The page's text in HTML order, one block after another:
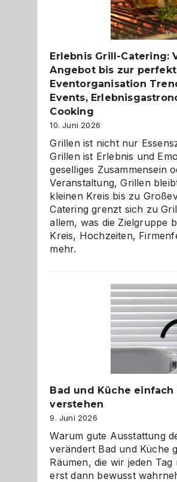
zu
Erlebnis Grill-Catering:
Angebot bis zur
Eventorganisation
Events,
Cooking
10. Juni 2026
Grillen ist nicht nur
Grillen ist Erlebnis und
geselliges Zusammensein
Veranstaltung, Grillen
kleinen Kreis bis zu
Catering grenzt sich zu
allem, was die Zielgruppe
Kreis, Hochzeiten,
mehr.
Bad und Küche einfach
verstehen
9. Juni 2026
Warum gute Ausstattung
verändert Bad und Küche
Räumen, die wir jeden
erst dann bewusst